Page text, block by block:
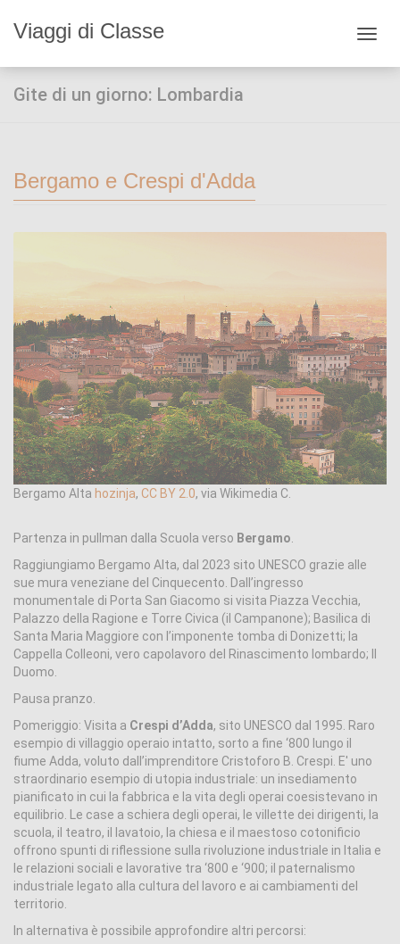
Viaggi di Classe
Gite di un giorno: Lombardia
Bergamo e Crespi d'Adda
Bergamo Alta hozinja, CC BY 2.0, via Wikimedia C.
Partenza in pullman dalla Scuola verso Bergamo
Raggiungiamo Bergamo Alta, dal 2023 sito UNESCO grazie alle
sue mura veneziane del Cinquecento. Dall’ingresso
monumentale di Porta San Giacomo si visita Piazza Vecchia,
Palazzo della Ragione e Torre Civica (il Campanone); Basilica di
Santa Maria Maggiore con l’imponente tomba di Donizetti; la
Cappella Colleoni, vero capolavoro del Rinascimento lombardo; Il
Duomo.
Pausa pranzo.
Pomeriggio: Visita a Crespi d’Adda, sito UNESCO dal 1995. Raro
esempio di villaggio operaio intatto, sorto a fine ‘800 lungo il
fiume Adda, voluto dall’imprenditore Cristoforo B. Crespi. E' uno
straordinario esempio di utopia industriale: un insediamento
pianificato in cui la fabbrica e la vita degli operai coesistevano in
equilibrio. Le case a schiera degli operai, le villette dei dirigenti, la
scuola, il teatro, il lavatoio, la chiesa e il maestoso cotonificio
offrono spunti di riflessione sulla rivoluzione industriale in Italia e
le relazioni sociali e lavorative tra ‘800 e ‘900; il paternalismo
industriale legato alla cultura del lavoro e ai cambiamenti del
territorio.
In alternativa è possibile approfondire altri percorsi: